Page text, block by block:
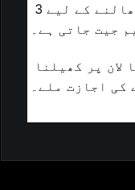
کی اجازت ملے۔